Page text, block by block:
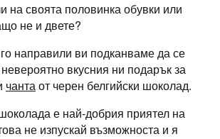
на своята половинка обувки или
не и двете?
направили ви подканваме да се
вкусния ни подарък за
чантаот черен белгийски шоколад.
е най-добрия приятел на
не изпускай възможноста и я